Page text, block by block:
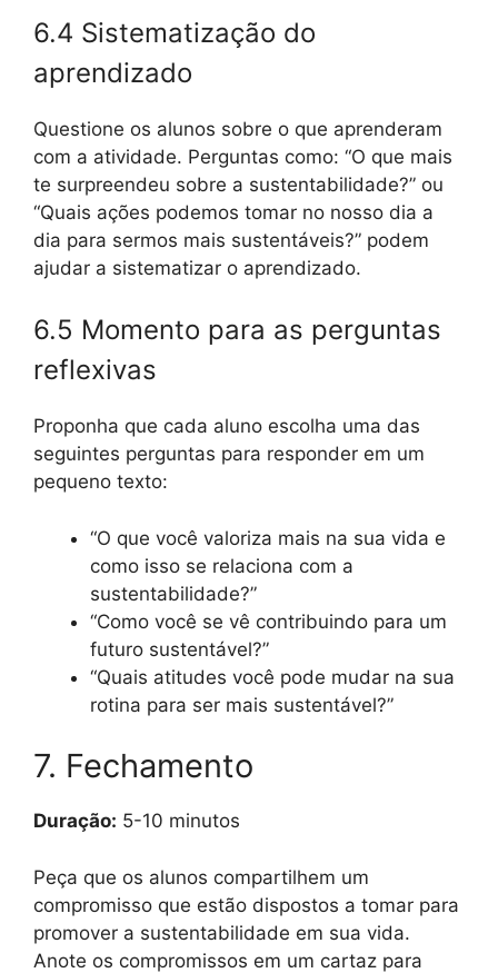
6.4 Sistematização do
aprendizado
Questione os alunos sobre o que aprenderam
com a atividade. Perguntas como: “O que mais
te surpreendeu sobre a sustentabilidade?” ou
“Quais ações podemos tomar no nosso dia a
dia para sermos mais sustentáveis?” podem
ajudar a sistematizar o aprendizado.
6.5 Momento para as perguntas
reflexivas
Proponha que cada aluno escolha uma das
seguintes perguntas para responder em um
pequeno texto:
“O que você valoriza mais na sua vida e
como isso se relaciona com a
sustentabilidade?”
“Como você se vê contribuindo para um
futuro sustentável?”
“Quais atitudes você pode mudar na sua
rotina para ser mais sustentável?”
7. Fechamento
Duração: 5-10 minutos
Peça que os alunos compartilhem um
compromisso que estão dispostos a tomar para
promover a sustentabilidade em sua vida.
Anote os compromissos em um cartaz para